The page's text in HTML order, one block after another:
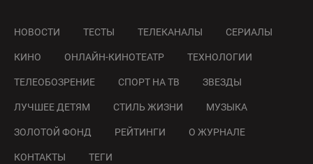
НОВОСТИ ТЕСТЫ ТЕЛЕКАНАЛЫ СЕРИАЛЫ
КИНО ОНЛАЙН-КИНОТЕАТР ТЕХНОЛОГИИ
ТЕЛЕОБОЗРЕНИЕ СПОРТ НА ТВ ЗВЕЗДЫ
ЛУЧШЕЕ ДЕТЯМ СТИЛЬ ЖИЗНИ МУЗЫКА
ЗОЛОТОЙ ФОНД РЕЙТИНГИ О ЖУРНАЛЕ
КОНТАКТЫ ТЕГИ